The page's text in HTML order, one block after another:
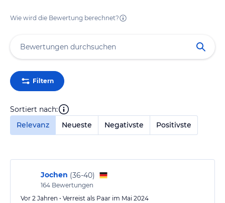
Wie wird die Bewertung berechnet?
Filtern
Sortiert nach:
Relevanz
Neueste Negativste Positivste
Jochen (36-40)
164 Bewertungen
Vor 2 Jahren • Verreist als Paar im Mai 2024